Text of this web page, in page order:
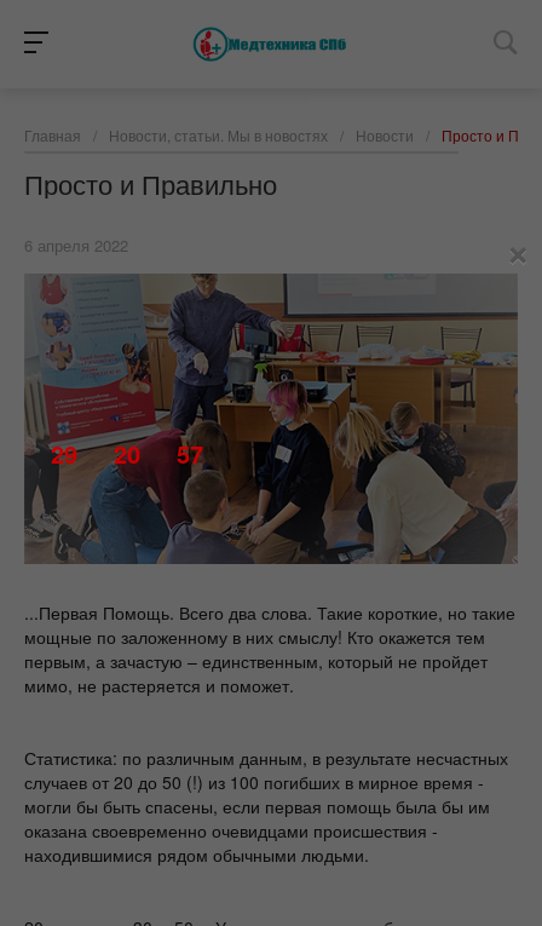
Главная / Новости, статьи. Мы в новостях / Новости / Просто и
Просто и Правильно
6 апреля 2022
...Первая Помощь. Всего два слова. Такие короткие, но такие
мощные по заложенному в них смыслу! Кто окажется тем
первым, а зачастую – единственным, который не пройдет
мимо, не растеряется и поможет.
Статистика: по различным данным, в результате несчастных
случаев от 20 до 50 (!) из 100 погибших в мирное время -
могли бы быть спасены, если первая помощь была бы им
оказана своевременно очевидцами происшествия -
находившимися рядом обычными людьми.
×
29 20 57